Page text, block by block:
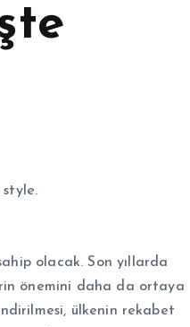
olacak. Son yıllarda
önemini daha da ortaya
ülkenin rekabet